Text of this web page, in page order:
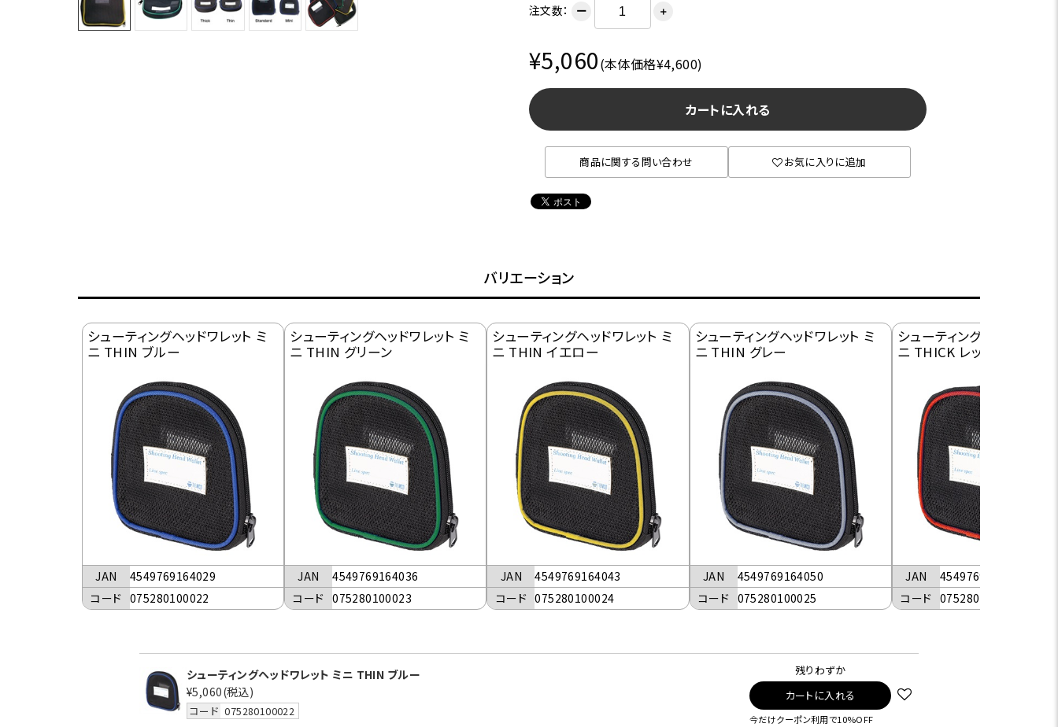
注文数： ー ＋
¥5,060(本体価格¥4,600)
カートに入れる
商品に関する問い合わせ お気に入りに追加
バリエーション
シューティングヘッドワレット ミ
ニ THIN ブルー
JAN
4549769164029
コード 075280100022
シューティングヘッドワレット ミ
ニ THIN グリーン
JAN
4549769164036
コード 075280100023
シューティングヘッドワレット ミ
ニ THIN イエロー
JAN
4549769164043
コード 075280100024
シューティングヘッドワレット ミ
ニ THIN グレー
JAN
4549769164050
コード 075280100025
シューティングヘッドワレッ
ニ THICK レッド
JAN
4549769164067
コード 075280100031
シューティングヘッドワレット ミニ THIN ブルー
¥5,060(税込)
コード 075280100022
残りわずか
カートに入れる
今だけクーポン利用で10%OFF